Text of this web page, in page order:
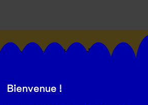
les actualités du
Bienvenue !